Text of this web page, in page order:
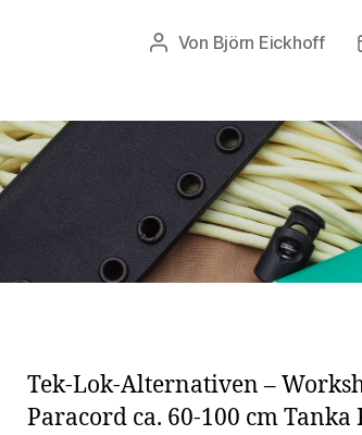
Beitragsautor
Von Björn Eickhoff
Tek-Lok-Alternativen –
Paracord ca. 60-100 cm Tanka